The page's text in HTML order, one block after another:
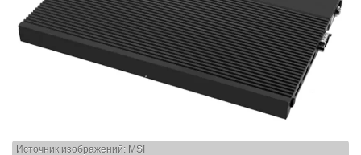
Источник изображений: MSI